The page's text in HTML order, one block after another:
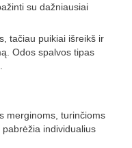
su dažniausiai
tačiau puikiai išreikš ir
Odos spalvos tipas
merginoms, turinčioms
individualius